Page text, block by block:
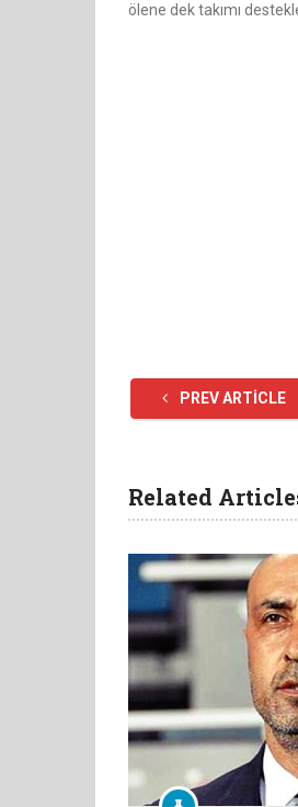
ölene dek takımı
PREV ARTICLE
Related